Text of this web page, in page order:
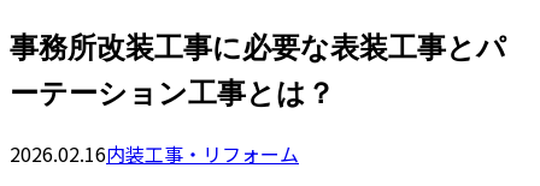
事務所改装工事に必要な表装工事とパ
ーテーション工事とは？
2026.02.16内装工事・リフォーム